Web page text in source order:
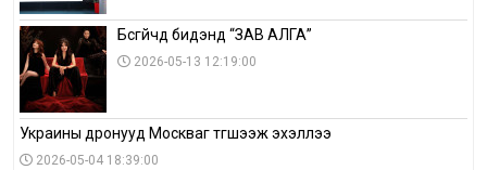
Бүсгүйчүүд бидэнд “ЗАВ АЛГА”
2026-05-13 12:19:00
Украины дронууд Москваг түгшээж эхэллээ
2026-05-04 18:39:00